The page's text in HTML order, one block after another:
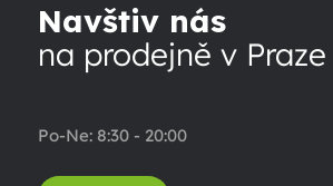
Navštiv nás
na prodejně v Praze
Po-Ne: 8:30 - 20:00